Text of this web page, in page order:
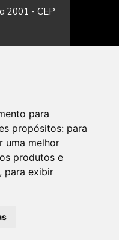
para
propósitos: para
uma melhor
produtos e
, para exibir
2001 - CEP
pelo